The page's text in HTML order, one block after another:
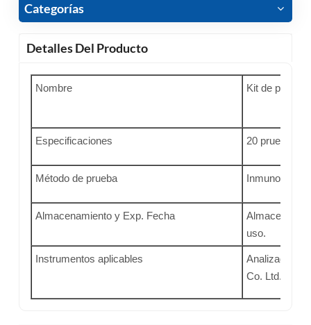
Categorías
Detalles Del Producto
Nombre Kit de prueba
Especificaciones 20 pruebas/
Método de prueba
Almacenamiento y Exp. Fecha
Almacenado
uso.
Instrumentos aplicables
Analizador
Co. Ltd.